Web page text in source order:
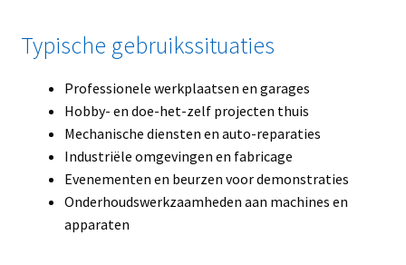
Typische gebruikssituaties
Professionele werkplaatsen en garages
Hobby- en doe-het-zelf projecten thuis
Mechanische diensten en auto-reparaties
Industriële omgevingen en fabricage
Evenementen en beurzen voor demonstraties
Onderhoudswerkzaamheden aan machines en
apparaten